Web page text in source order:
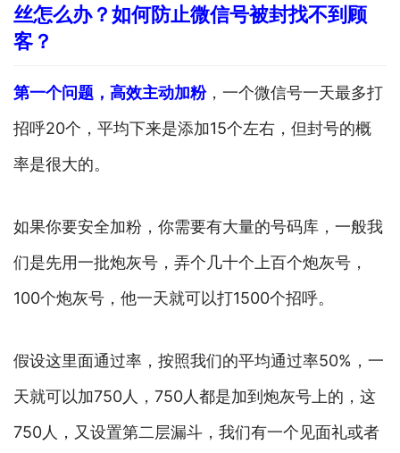
丝怎么办？如何防止微信号被封找不到顾
客？
第一个问题，高效主动加粉，一个微信号一天最多打
招呼20个，平均下来是添加15个左右，但封号的概
率是很大的。
如果你要安全加粉，你需要有大量的号码库，一般我
们是先用一批炮灰号，弄个几十个上百个炮灰号，
100个炮灰号，他一天就可以打1500个招呼。
假设这里面通过率，按照我们的平均通过率50%，一
天就可以加750人，750人都是加到炮灰号上的，这
750人，又设置第二层漏斗，我们有一个见面礼或者